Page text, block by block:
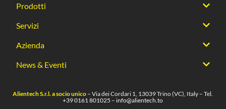
Prodotti
Servizi
Azienda
News & Eventi
Alientech S.r.l. a socio unico – Via dei Cordari 1, 13039 Trino (VC), Italy – Tel.
+39 0161 801025 – info@alientech.to